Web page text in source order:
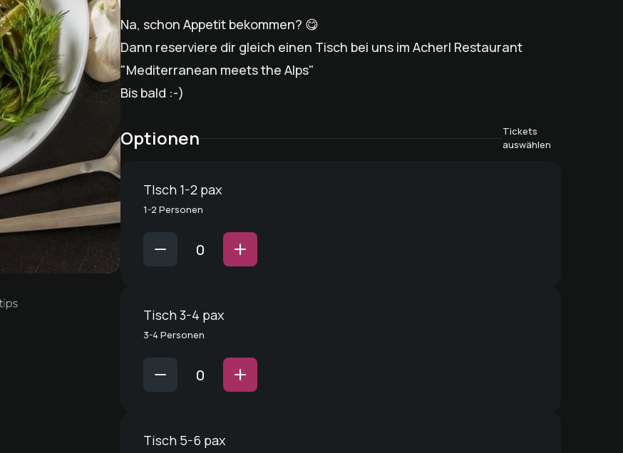
Na, schon Appetit bekommen? 😋
Dann reserviere dir gleich einen Tisch bei uns im Acherl Restaurant
"Mediterranean meets the Alps"
Bis bald :-)
Optionen
Tickets
auswählen
TIsch 1-2 pax
1-2 Personen
Tisch 3-4 pax
3-4 Personen
Tisch 5-6 pax